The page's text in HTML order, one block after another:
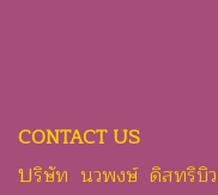
CONTACT US
บริษัท นวพงษ์ ดิสทริบิ